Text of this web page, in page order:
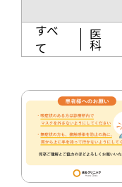
すべ
て
医
科